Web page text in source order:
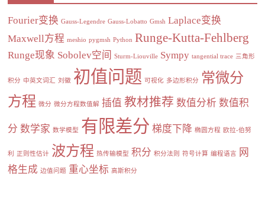
Fourier变换 Gauss-Legendre Gauss-Lobatto Gmsh Laplace变换
Maxwell方程 meshio pygmsh Python Runge-Kutta-Fehlberg
Runge现象 Sobolev空间 Sturm-Liouville Sympy tangential trace 三角形
积分 中英文词汇 刘徽 初值问题 可视化 多边形积分
常微分
方程 微分 微分方程数值解 插值 教材推荐 数值分析 数值积
分 数学家 数学模型 有限差分 梯度下降 椭圆方程 欧拉-伯努
利 正则性估计 波方程 热传输模型 积分 积分法则 符号计算 编程语言
网
格生成 边值问题 重心坐标 高斯积分